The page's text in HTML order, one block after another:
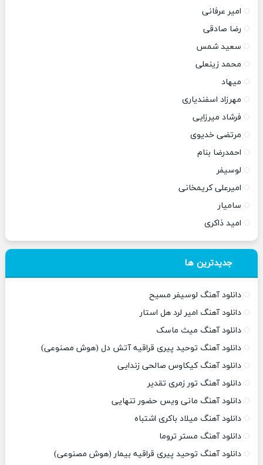
امیر عرفانی
رضا صادقی
سعید شمس
محمد زینعلی
میهاد
مهرزاد اسفندیاری
فرشاد میرزایی
مرتضی خدیوی
احمدرضا بنام
لوسیفر
امیرعلی کریمخانی
سامیار
امید ذاکری
جدیدترین ها
دانلود آهنگ لوسیفر مسیح
دانلود آهنگ امیر لرد هل استار
دانلود آهنگ میث ماسک
دانلود آهنگ توحید پیری قراقیه آتش دل (هوش مصنوعی)
دانلود آهنگ کیکاوس صالحی زندایی
دانلود آهنگ تور زمری تقدیر
دانلود آهنگ مانی ویس حضور تنهایی
دانلود آهنگ میلاد باکری اشتباه
دانلود آهنگ مستر تروما
دانلود آهنگ توحید پیری قراقیه بیمار (هوش مصنوعی)